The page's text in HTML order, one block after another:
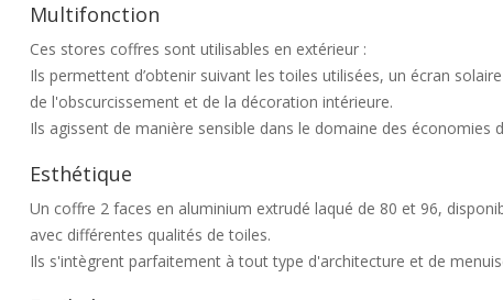
Multifonction
Ces stores coffres sont utilisables en extérieur :
Ils permettent d’obtenir suivant les toiles utilisées, un écran
de l'obscurcissement et de la décoration intérieure.
Ils agissent de manière sensible dans le domaine des économies
Esthétique
Un coffre 2 faces en aluminium extrudé laqué de 80 et 96,
avec différentes qualités de toiles.
Ils s'intègrent parfaitement à tout type d'architecture et de